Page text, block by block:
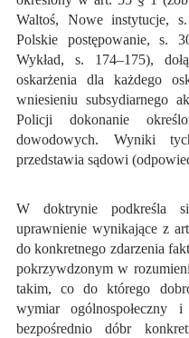
Waltoś, Nowe instytucje,
Polskie postępowanie, s.
Wykład, s. 174–175),
oskarżenia dla każdego
wniesieniu subsydiarnego
Policji dokonanie
dowodowych. Wyniki
przedstawia sądowi
W doktrynie podkreśla
uprawnienie wynikające z
do konkretnego zdarzenia
pokrzywdzonym w
takim, co do którego
wymiar
bezpośrednio dóbr